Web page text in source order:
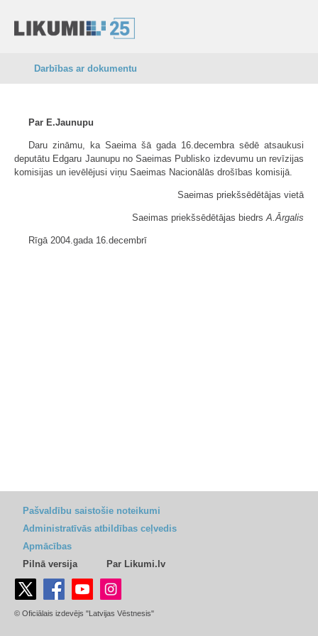
Darbības ar dokumentu
Par E.Jaunupu
Daru zināmu, ka Saeima šā gada 16.decembra sēdē atsaukusi
deputātu Edgaru Jaunupu no Saeimas Publisko izdevumu un revīzijas
komisijas un ievēlējusi viņu Saeimas Nacionālās drošības komisijā.
Saeimas priekšsēdētājas vietā
Saeimas priekšsēdētājas biedrsA.Ārgalis
Rīgā 2004.gada 16.decembrī
Pašvaldību saistošie noteikumi
Administratīvās atbildības ceļvedis
Apmācības
Pilnā versija
Par Likumi.lv
© Oficiālais izdevējs "Latvijas Vēstnesis"